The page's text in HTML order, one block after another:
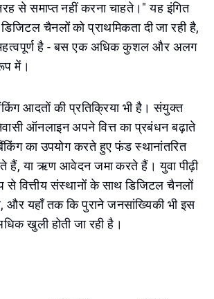
से समाप्त नहीं करना चाहते।" यह इंगित
चैनलों को प्राथमिकता दी जा रही है,
महत्वपूर्ण है - बस एक अधिक कुशल और अलग
में।
आदतों की प्रतिक्रिया भी है। संयुक्त
ऑनलाइन अपने वित्त का प्रबंधन बढ़ाते
का उपयोग करते हुए फंड स्थानांतरित
हैं, या ऋण आवेदन जमा करते हैं। युवा पीढ़ी
से वित्तीय संस्थानों के साथ डिजिटल चैनलों
और यहाँ तक कि पुराने जनसांख्यिकी भी इस
खुली होती जा रही है।